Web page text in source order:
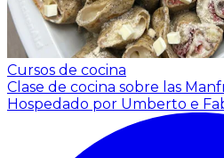
Cursos de cocina
Clase de cocina sobre las
Hospedado por Umberto e